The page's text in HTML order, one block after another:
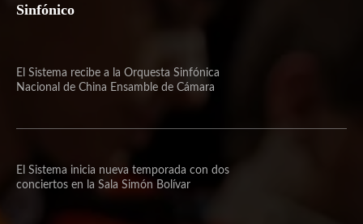
Sinfónico
El Sistema recibe a la Orquesta Sinfónica
Nacional de China Ensamble de Cámara
El Sistema inicia nueva temporada con dos
conciertos en la Sala Simón Bolívar